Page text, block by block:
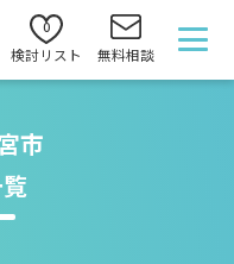
0
検討リスト 無料相談
市